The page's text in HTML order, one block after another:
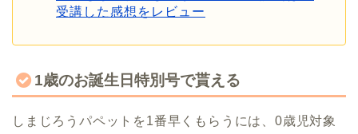
受講した感想をレビュー
1歳のお誕生日特別号で貰える
しまじろうパペットを1番早くもらうには、0歳児対象